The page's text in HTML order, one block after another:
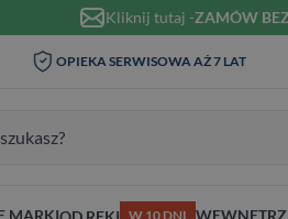
Kliknij tutaj -ZAMÓW
OPIEKA SERWISOWA AŻ 7 LAT
W 10 DNI